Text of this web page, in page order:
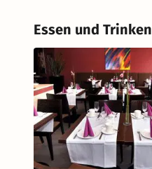
Essen und Trinken